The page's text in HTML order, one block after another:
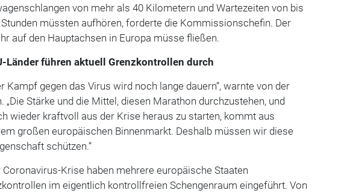
von mehr als 40 Kilometern und Wartezeiten von bis
Stunden müssten aufhören, forderte die Kommissionschefin. Der
auf den Hauptachsen in Europa müsse fließen.
Länder führen aktuell Grenzkontrollen durch
Kampf gegen das Virus wird noch lange dauern“, warnte von der
„Die Stärke und die Mittel, diesen Marathon durchzustehen, und
wieder kraftvoll aus der Krise heraus zu starten, kommt aus
großen europäischen Binnenmarkt. Deshalb müssen wir diese
schützen.“
Coronavirus-Krise haben mehrere europäische Staaten
im eigentlich kontrollfreien Schengenraum eingeführt. Von